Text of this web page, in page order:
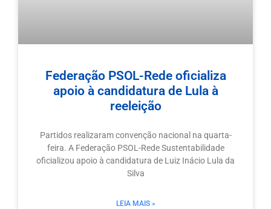
Federação PSOL-Rede oficializa
apoio à candidatura de Lula à
reeleição
Partidos realizaram convenção nacional na quarta-
feira. A Federação PSOL-Rede Sustentabilidade
oficializou apoio à candidatura de Luiz Inácio Lula da
Silva
LEIA MAIS »